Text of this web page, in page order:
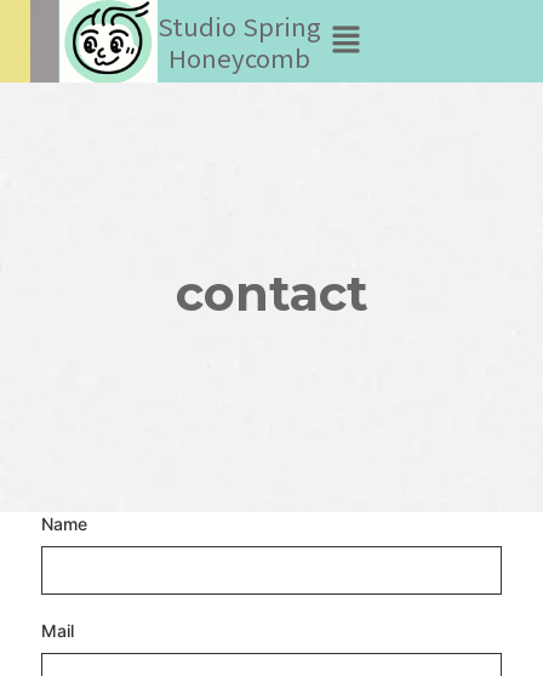
Studio Spring
Honeycomb
メ
ニ
ュ
contact
Name
Mail